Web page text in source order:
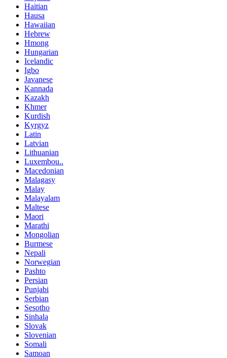
Haitian
Hausa
Hawaiian
Hebrew
Hmong
Hungarian
Icelandic
Igbo
Javanese
Kannada
Kazakh
Khmer
Kurdish
Kyrgyz
Latin
Latvian
Lithuanian
Luxembou..
Macedonian
Malagasy
Malay
Malayalam
Maltese
Maori
Marathi
Mongolian
Burmese
Nepali
Norwegian
Pashto
Persian
Punjabi
Serbian
Sesotho
Sinhala
Slovak
Slovenian
Somali
Samoan